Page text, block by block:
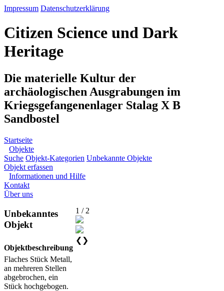
Impressum Datenschutzerklärung
Citizen Science und Dark
Heritage
Die materielle Kultur der
archäologischen Ausgrabungen im
Kriegsgefangenenlager Stalag X B
Sandbostel
Startseite
Objekte
Suche Objekt-Kategorien Unbekannte Objekte
Objekt erfassen
Informationen und Hilfe
Kontakt
Über uns
Unbekanntes
Objekt
Objektbeschreibung
Flaches Stück Metall,
an mehreren Stellen
abgebrochen, ein
Stück hochgebogen.
1 / 2
❮ ❯